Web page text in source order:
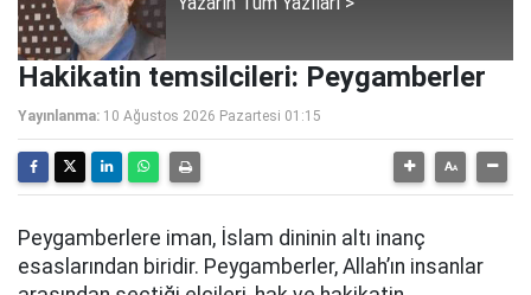
Hakikatin temsilcileri: Peygamberler
Yayınlanma: 10 Ağustos 2026 Pazartesi 01:15
Peygamberlere iman, İslam dininin altı inanç
esaslarından biridir. Peygamberler, Allah’ın insanlar